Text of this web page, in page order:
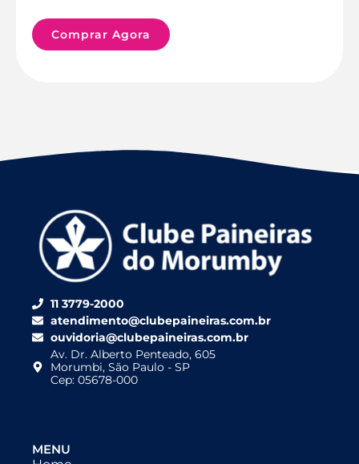
Comprar Agora
11 3779-2000
atendimento@clubepaineiras.com.br
ouvidoria@clubepaineiras.com.br
Av. Dr. Alberto Penteado, 605
Morumbi, São Paulo - SP
Cep: 05678-000
MENU